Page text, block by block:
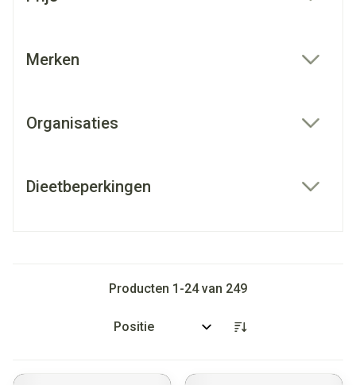
Merken
Organisaties
Dieetbeperkingen
Producten 1 -24van 249
Sorteer op: